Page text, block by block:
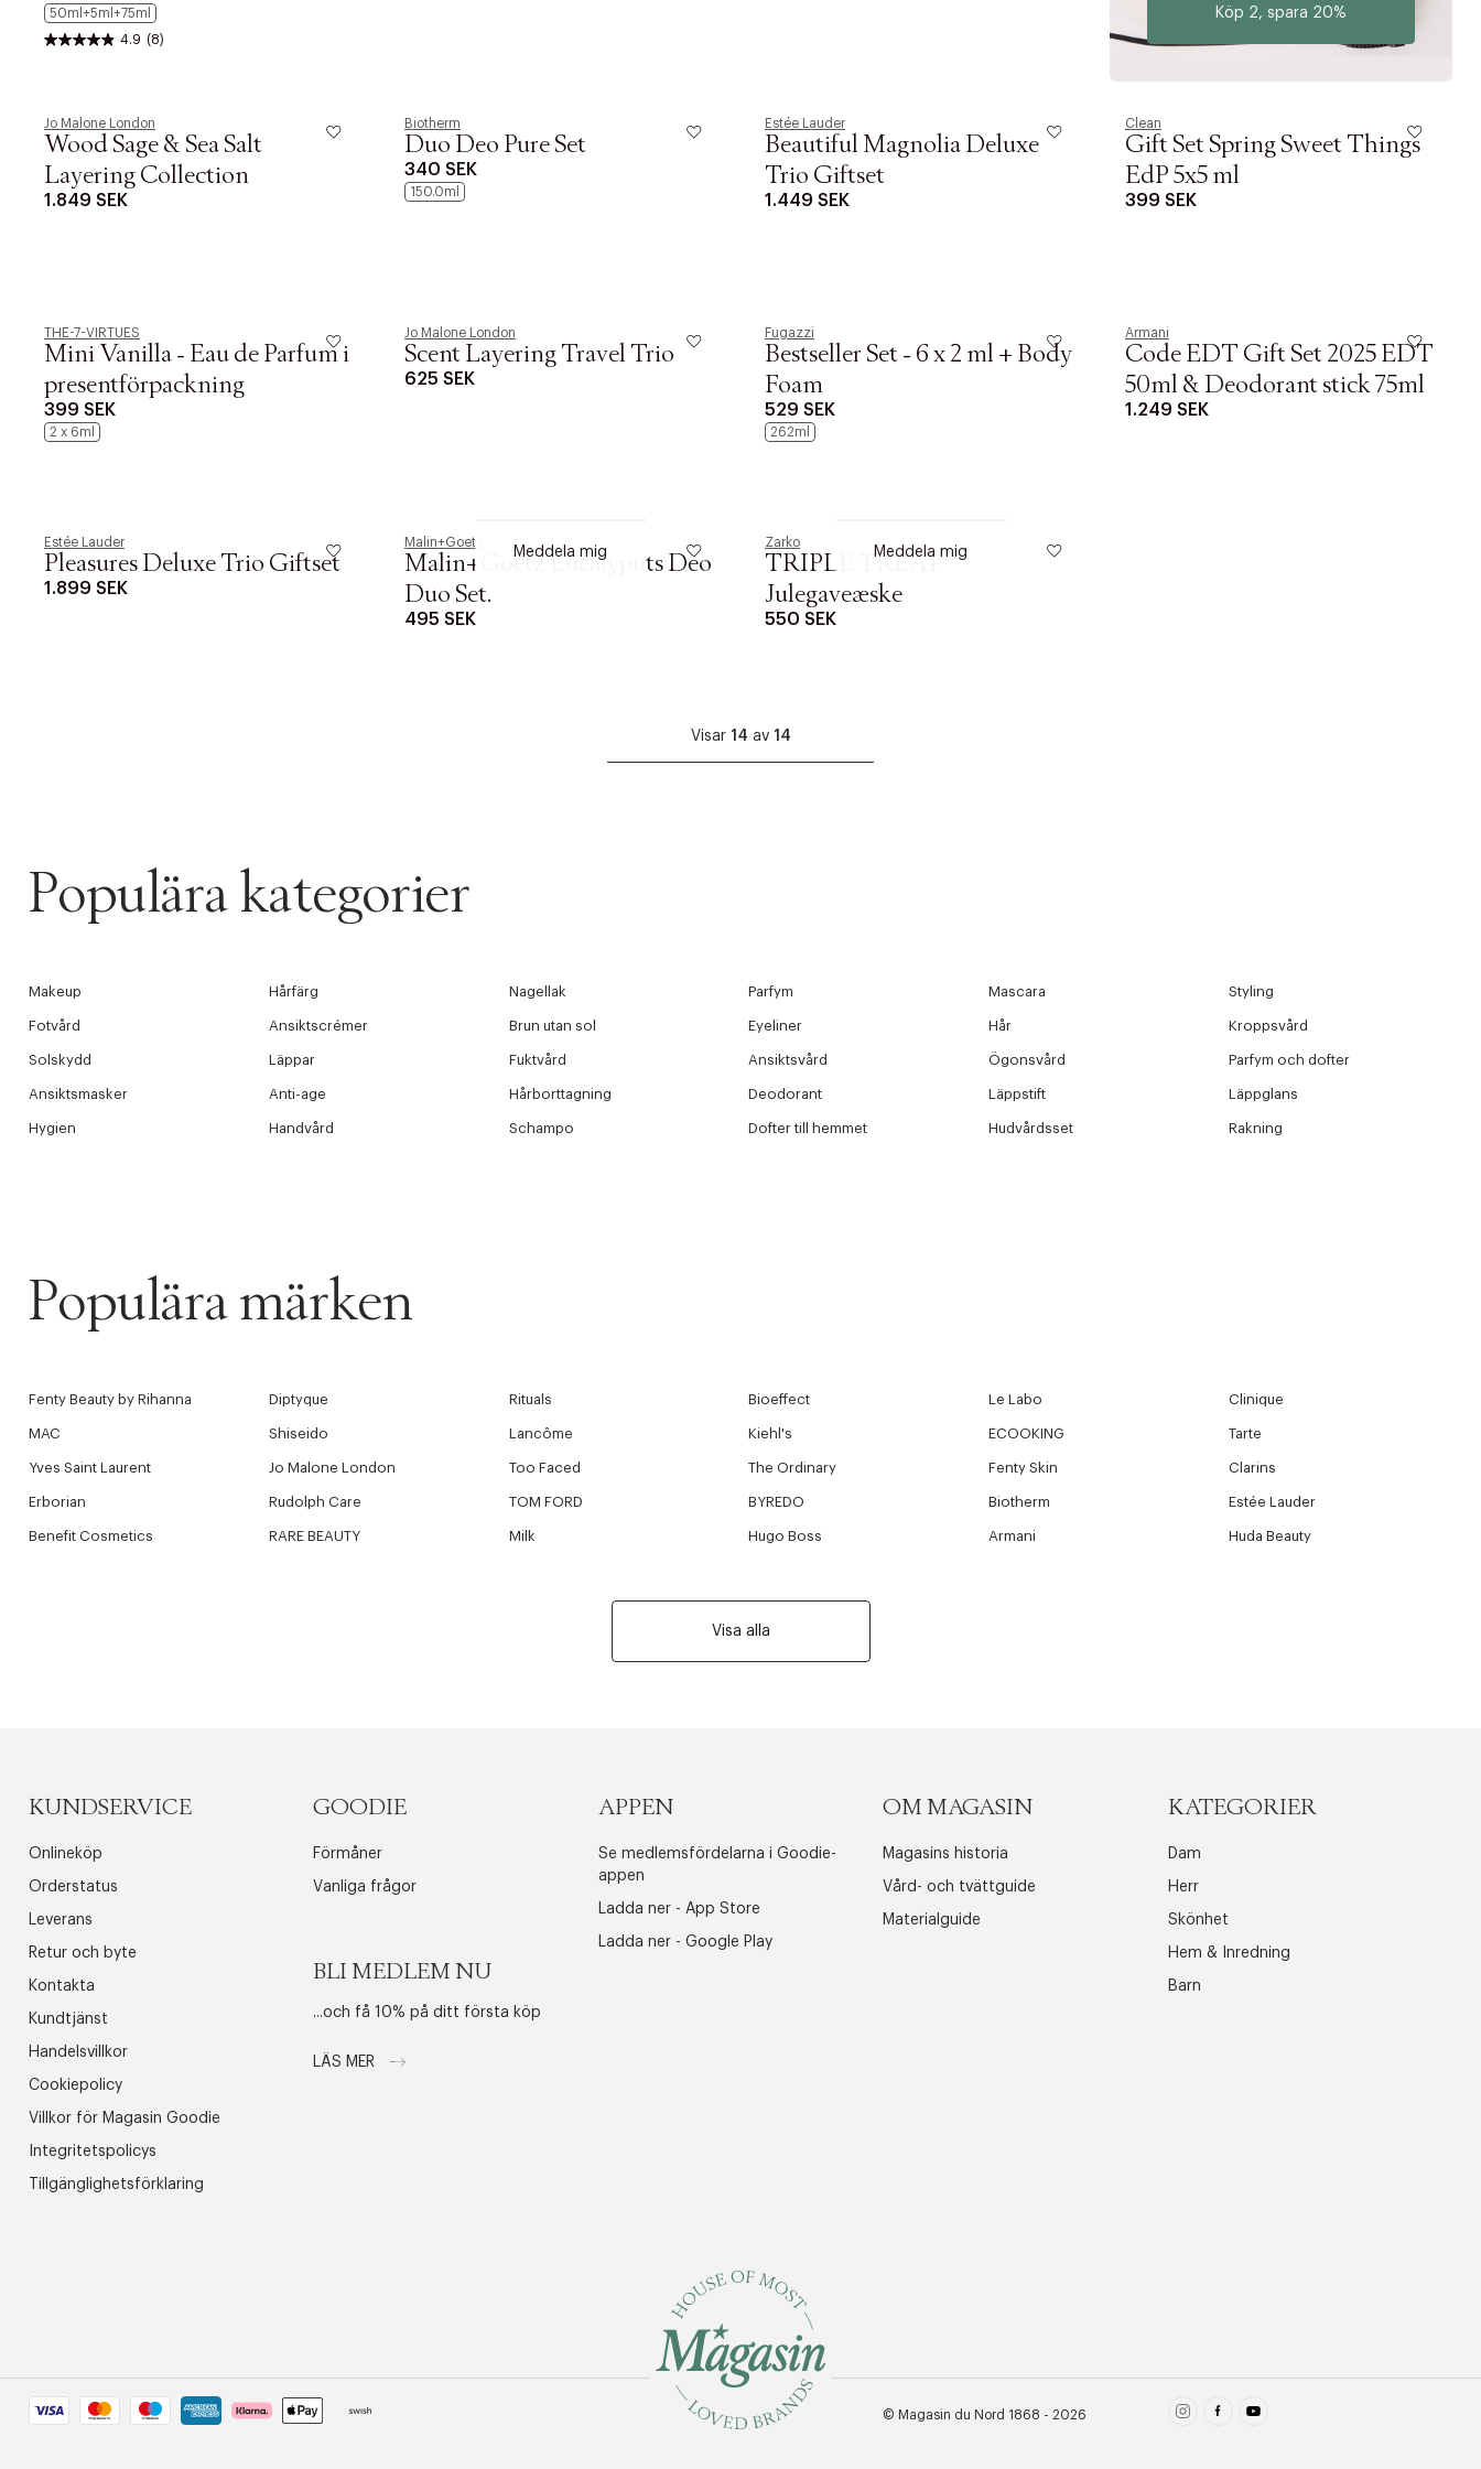
50ml+5ml+75ml
4.9 (8)
Jo Malone London
Wood Sage & Sea Salt
Layering Collection
1.849 SEK
Biotherm
Duo Deo Pure Set
340 SEK
150.0ml
Estée Lauder
Beautiful Magnolia Deluxe
Trio Giftset
1.449 SEK
Clean
Gift Set Spring Sweet Things
EdP 5x5 ml
399 SEK
THE-7-VIRTUES
Mini Vanilla - Eau de Parfum i
presentförpackning
399 SEK
2 x 6ml
Jo Malone London
Scent Layering Travel Trio
625 SEK
Fugazzi
Bestseller Set - 6 x 2 ml + Body
Foam
529 SEK
262ml
Armani
Code EDT Gift Set 2025 EDT
50ml & Deodorant stick 75ml
1.249 SEK
Estée Lauder
Pleasures Deluxe Trio Giftset
1.899 SEK
Meddela mig
Malin+Goetz
Malin+Goetz Eucalyputs Deo
Duo Set.
495 SEK
Meddela mig
Zarko
TRIPLE TREAT
Julegaveæske
550 SEK
Köp 2, spara 20%
Visar 14 av 14
Populära kategorier
Makeup Hårfärg Nagellak Parfym Mascara Styling
Fotvård Ansiktscrémer Brun utan sol Eyeliner Hår Kroppsvård
Solskydd Läppar Fuktvård Ansiktsvård Ögonsvård Parfym och dofter
Ansiktsmasker Anti-age Hårborttagning Deodorant Läppstift Läppglans
Hygien Handvård Schampo Dofter till hemmet Hudvårdsset Rakning
Populära märken
Fenty Beauty by Rihanna Diptyque Rituals Bioeffect Le Labo Clinique
MAC Shiseido Lancôme Kiehl's ECOOKING Tarte
Yves Saint Laurent Jo Malone London Too Faced The Ordinary Fenty Skin Clarins
Erborian Rudolph Care TOM FORD BYREDO Biotherm Estée Lauder
Benefit Cosmetics RARE BEAUTY Milk Hugo Boss Armani Huda Beauty
Visa alla
KUNDSERVICE
Onlineköp
Orderstatus
Leverans
Retur och byte
Kontakta
Kundtjänst
Handelsvillkor
Cookiepolicy
Villkor för Magasin Goodie
Integritetspolicys
Tillgänglighetsförklaring
GOODIE
Förmåner
Vanliga frågor
BLI MEDLEM NU
...och få 10% på ditt första köp
LÄS MER
APPEN
Se medlemsfördelarna i Goodie-
appen
Ladda ner - App Store
Ladda ner - Google Play
OM MAGASIN
Magasins historia
Vård- och tvättguide
Materialguide
KATEGORIER
Dam
Herr
Skönhet
Hem & Inredning
Barn
© Magasin du Nord 1868 - 2026
LÄGG TILL NY ÖNSKAN
PRODUKTEN HITTADES TYVÄRR INTE